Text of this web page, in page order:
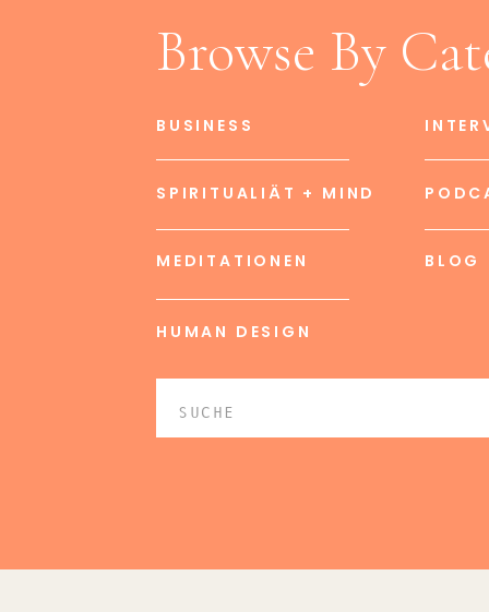
Browse By
MEDITATIONEN
SPIRITUALIÄT + MIND
BUSINESS
BLOG
Search
HUMAN DESIGN